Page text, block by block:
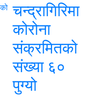
चन्द्रागिरिमा
कोरोना
संक्रमितको
संख्या ६०
पुग्यो